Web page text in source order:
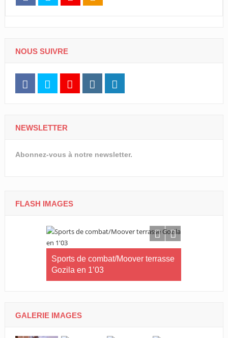
NOUS SUIVRE
NEWSLETTER
Abonnez-vous à notre newsletter.
FLASH IMAGES
Sports de combat/Moover terrasse
Gozila en 1’03
GALERIE IMAGES